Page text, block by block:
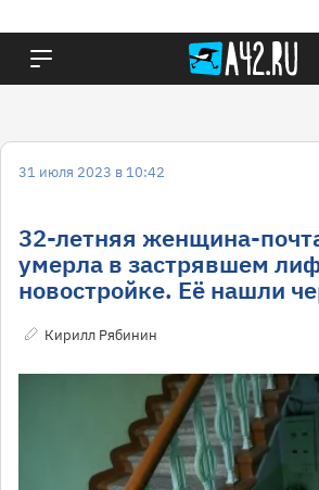
31 июля 2023 в 10:42
32-летняя женщина-
умерла в застрявшем
новостройке. Её нашли
Кирилл Рябинин